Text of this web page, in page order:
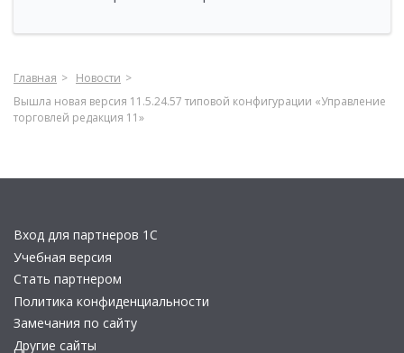
Главная
Новости
Вышла новая версия 11.5.24.57 типовой конфигурации «Управление
торговлей редакция 11»
Вход для партнеров 1С
Учебная версия
Стать партнером
Политика конфиденциальности
Замечания по сайту
Другие сайты